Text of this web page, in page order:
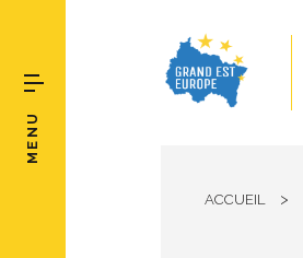
MENU
ACCUEIL >